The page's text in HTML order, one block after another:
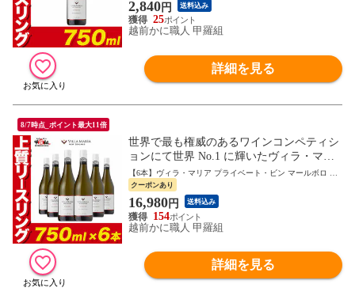
イン 辛口 お祝い ギフト 御中元 お中元 残
暑見舞い 夏ギフト
2,840円 送料込み
25
越前かに職人 甲羅組
詳細を見る
8/7時点_ポイント最大11倍
世界で最も権威のあるワインコンペティシ
ョンにて世界 No.1 に輝いたヴィラ・マリ
アのリースリングワイン ヴィラ・マリア
プライベート・ビン マールボロ リースリ
ング [2023] 750ml×6本セット ニュージーラ
ンド 白ワイン 辛口 お祝い ギフト 御中元
お中元 残暑見舞い 夏ギフト
【6本】ヴィラ・マリア プライベート・ビン マールボロ リ
ースリング
クーポンあり
16,980円 送料込み
154
越前かに職人 甲羅組
詳細を見る